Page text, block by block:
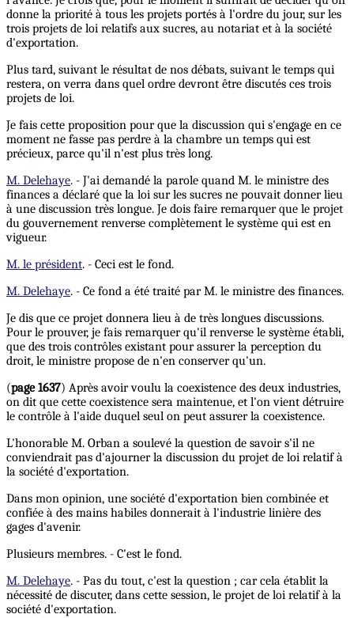
donne la priorité à tous les projets portés à l'ordre du jour, sur les
trois projets de loi relatifs aux sucres, au notariat et à la société
d'exportation.
Plus tard, suivant le résultat de nos débats, suivant le temps qui
restera, on verra dans quel ordre devront être discutés ces trois
projets de loi.
Je fais cette proposition pour que la discussion qui s'engage en ce
moment ne fasse pas perdre à la chambre un temps qui est
précieux, parce qu'il n'est plus très long.
M. Delehaye. - J'ai demandé la parole quand M. le ministre des
finances a déclaré que la loi sur les sucres ne pouvait donner lieu
à une discussion très longue. Je dois faire remarquer que le projet
du gouvernement renverse complètement le système qui est en
vigueur.
M. le président. - Ceci est le fond.
M. Delehaye. - Ce fond a été traité par M. le ministre des finances.
Je dis que ce projet donnera lieu à de très longues discussions.
Pour le prouver, je fais remarquer qu'il renverse le système établi,
que des trois contrôles existant pour assurer la perception du
droit, le ministre propose de n'en conserver qu'un.
(page 1637) Après avoir voulu la coexistence des deux industries,
on dit que cette coexistence sera maintenue, et l'on vient détruire
le contrôle à l'aide duquel seul on peut assurer la coexistence.
L'honorable M. Orban a soulevé la question de savoir s'il ne
conviendrait pas d'ajourner la discussion du projet de loi relatif à
la société d'exportation.
Dans mon opinion, une société d'exportation bien combinée et
confiée à des mains habiles donnerait à l'industrie linière des
gages d'avenir.
Plusieurs membres. - C'est le fond.
M. Delehaye. - Pas du tout, c'est la question ; car cela établit la
nécessité de discuter, dans cette session, le projet de loi relatif à la
société d'exportation.